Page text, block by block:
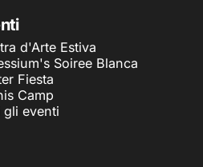
d'Arte Estiva
Soiree Blanca
Fiesta
Camp
gli eventi